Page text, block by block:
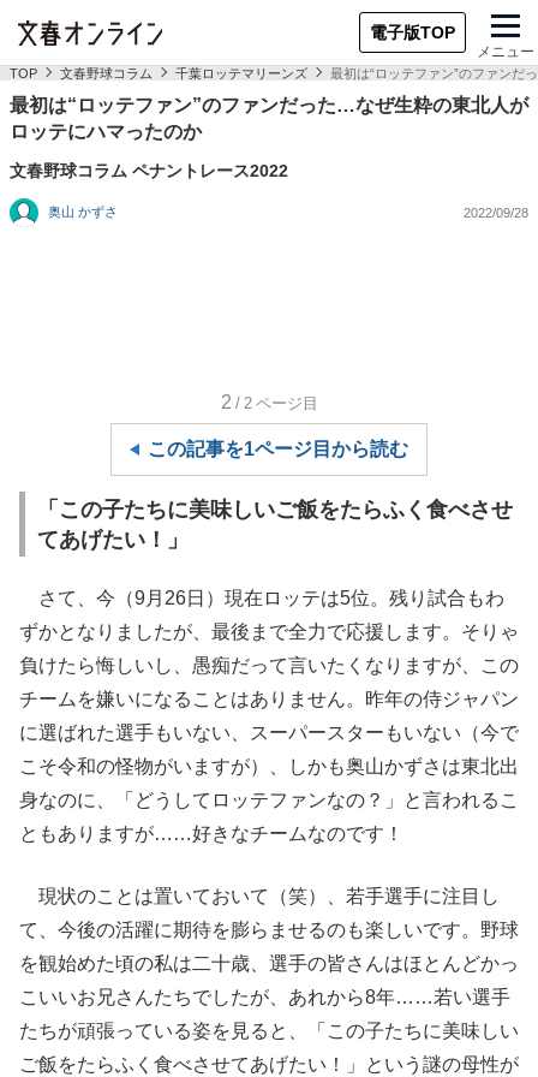
電子版TOP
メニュー
TOP 文春野球コラム 千葉ロッテマリーンズ 最初は“ロッテファン”のファンだ
最初は“ロッテファン”のファンだった…なぜ生粋の東北人が
ロッテにハマったのか
文春野球コラム ペナントレース2022
奥山 かずさ 2022/09/28
2 /2 ページ目
この記事を1ページ目から読む
「この子たちに美味しいご飯をたらふく食べさせ
てあげたい！」
さて、今（9月26日）現在ロッテは5位。残り試合もわ
ずかとなりましたが、最後まで全力で応援します。そりゃ
負けたら悔しいし、愚痴だって言いたくなりますが、この
チームを嫌いになることはありません。昨年の侍ジャパン
に選ばれた選手もいない、スーパースターもいない（今で
こそ令和の怪物がいますが）、しかも奥山かずさは東北出
身なのに、「どうしてロッテファンなの？」と言われるこ
ともありますが……好きなチームなのです！
現状のことは置いておいて（笑）、若手選手に注目し
て、今後の活躍に期待を膨らませるのも楽しいです。野球
を観始めた頃の私は二十歳、選手の皆さんはほとんどかっ
こいいお兄さんたちでしたが、あれから8年……若い選手
たちが頑張っている姿を見ると、「この子たちに美味しい
ご飯をたらふく食べさせてあげたい！」という謎の母性が